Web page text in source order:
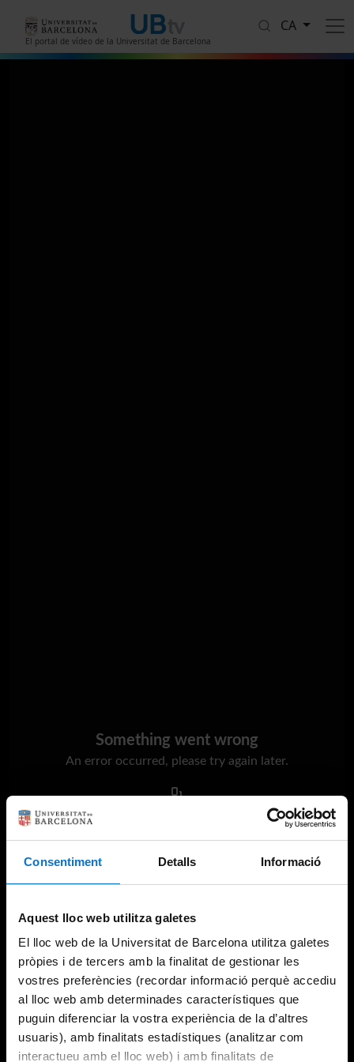
Consentiment Detalls Informació
Aquest lloc web utilitza galetes
El lloc web de la Universitat de Barcelona utilitza galetes
pròpies i de tercers amb la finalitat de gestionar les
vostres preferències (recordar informació perquè accediu
al lloc web amb determinades característiques que
puguin diferenciar la vostra experiència de la d’altres
usuaris), amb finalitats estadístiques (analitzar com
interactueu amb el lloc web) i amb finalitats de
El portal de vídeo de la Universitat de Barcelona
CA
Something went wrong
An error occurred, please try again later.